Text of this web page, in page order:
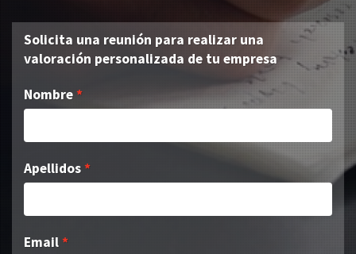
Solicita una reunión para realizar una
valoración personalizada de tu empresa
Nombre
Apellidos
Email